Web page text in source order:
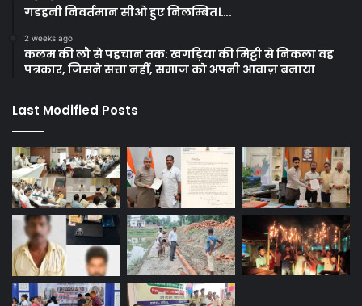
गडहनी निवर्तमान सीओ हुए निलम्बित।….
2 weeks ago
कलम की लौ से पहचान तक: खगड़िया की मिट्टी से निकला वह
पत्रकार, जिसने सत्ता नहीं, समाज को अपनी आवाज़ बनाया
Last Modified Posts